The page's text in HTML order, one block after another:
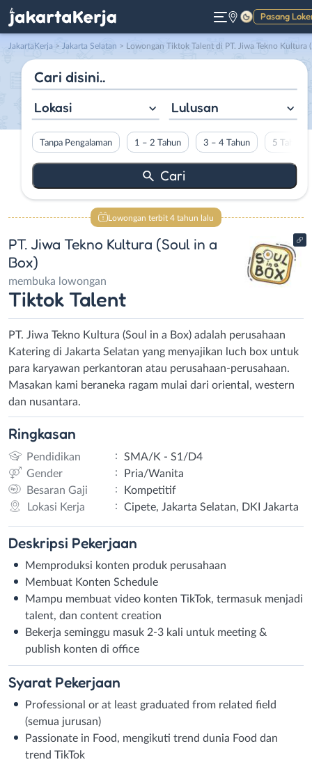
Pasang
Gelap
JakartaKerja > Jakarta Selatan > Lowongan Tiktok Talent di PT. Jiwa Tekno Kultura (Soul in a Box)
Lokasi Lulusan
Tanpa Pengalaman 1 – 2 Tahun 3 – 4 Tahun 5 Tahun
Lowongan terbit 4 tahun lalu
PT. Jiwa Tekno Kultura (Soul in a
Box)
membuka lowongan
Tiktok Talent
PT. Jiwa Tekno Kultura (Soul in a Box) adalah perusahaan
Katering di Jakarta Selatan yang menyajikan luch box untuk
para karyawan perkantoran atau perusahaan-perusahaan.
Masakan kami beraneka ragam mulai dari oriental, western
dan nusantara.
Ringkasan
Pendidikan :
SMA/K - S1/D4
Gender
:
Pria/Wanita
Besaran Gaji
:
Kompetitif
Lokasi Kerja
: Cipete, Jakarta Selatan, DKI Jakarta
Deskripsi Pekerjaan
Memproduksi konten produk perusahaan
Membuat Konten Schedule
Mampu membuat video konten TikTok, termasuk menjadi
talent, dan content creation
Bekerja seminggu masuk 2-3 kali untuk meeting &
publish konten di office
Syarat Pekerjaan
Professional or at least graduated from related field
(semua jurusan)
Passionate in Food, mengikuti trend dunia Food dan
trend TikTok